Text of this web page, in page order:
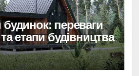
будинок: переваги
та етапи будівництва